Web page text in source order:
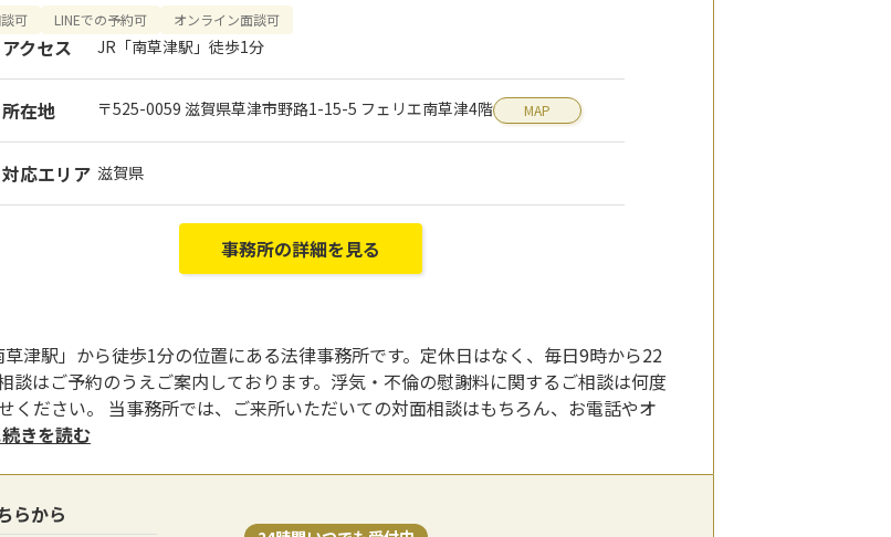
可 LINEでの予約可 オンライン面談可
アクセス JR「南草津駅」徒歩1分
所在地 〒525-0059 滋賀県草津市野路1-15-5 フェリエ南草津4階 MAP
対応エリア 滋賀県
事務所の詳細を見る
津駅」から徒歩1分の位置にある法律事務所です。定休日はなく、毎日9時から22
談はご予約のうえご案内しております。浮気・不倫の慰謝料に関するご相談は何度
ください。 当事務所では、ご来所いただいての対面相談はもちろん、お電話やオ
きを読む
らから